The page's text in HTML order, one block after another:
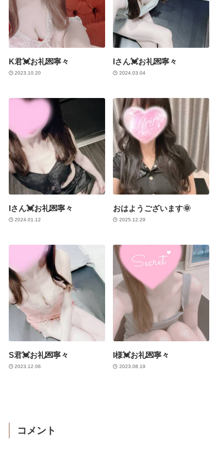
K君💓お礼💌寧々
2023.10.20
Iさん💓お礼💌寧々
2024.03.04
Iさん💓お礼💌寧々
2024.01.12
おはようございます🌞
2025.12.29
S君💓お礼💌寧々
2023.12.06
I様💓お礼💌寧々
2023.08.19
コメント